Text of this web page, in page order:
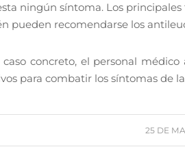
ningún síntoma. Los
pueden recomendarse los
caso concreto, el personal
para combatir los síntomas de
25 DE